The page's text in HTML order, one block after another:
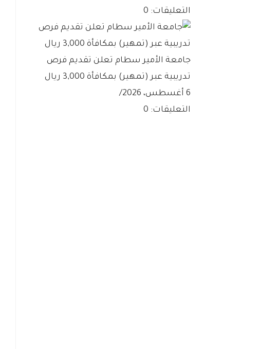
التعليقات: 0
جامعة الأمير سطام تعلن تقديم فرص
تدريبية عبر (تمهير) بمكافأة 3,000 ريال
6 أغسطس، 2026
/
التعليقات: 0